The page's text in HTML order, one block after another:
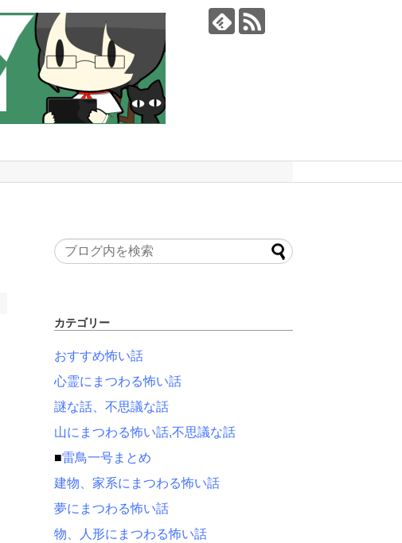
カテゴリー
おすすめ怖い話
心霊にまつわる怖い話
謎な話、不思議な話
山にまつわる怖い話,不思議な話
■雷鳥一号まとめ
建物、家系にまつわる怖い話
夢にまつわる怖い話
物、人形にまつわる怖い話